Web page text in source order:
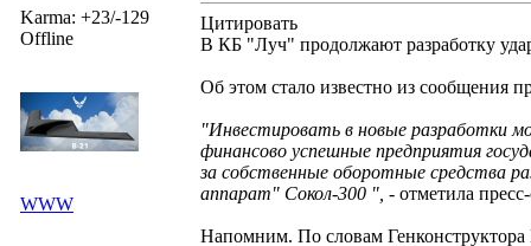
Karma: +23/-129
Offline
WWW
Цитировать
В КБ "Луч" продолжают разработку
Об этом стало известно из
"Инвестировать в новые разработки
финансово успешные предприятия
за собственные оборотные средства
аппарат" Сокол-300 ", - отметила
Напомним. По словам